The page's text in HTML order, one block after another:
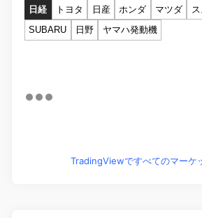
日経 トヨタ 日産 ホンダ マツダ
SUBARU
日野 ヤマハ発動機
TradingViewですべてのマーケ